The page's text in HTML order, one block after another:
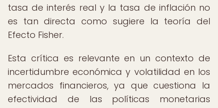
tasa de interés real y la tasa de inflación no
es tan directa como sugiere la teoría del
Efecto Fisher.
Esta crítica es relevante en un contexto de
incertidumbre económica y volatilidad en los
mercados financieros, ya que cuestiona la
efectividad de las políticas monetarias